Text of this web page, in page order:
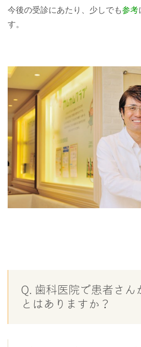
今後の受診にあたり、少しでも参考
す。
Q. 歯科医院で患者さん
とはありますか？